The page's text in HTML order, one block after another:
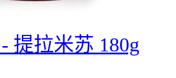
提拉米苏 180g